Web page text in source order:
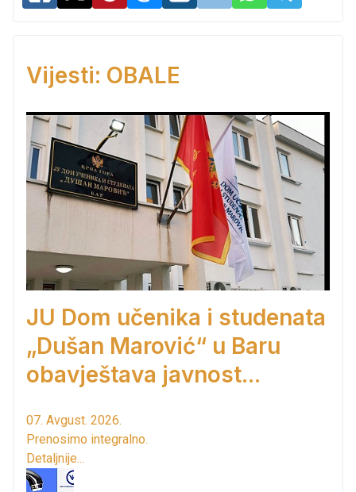
Vijesti: OBALE
JU Dom učenika i studenata
„Dušan Marović“ u Baru
obavještava javnost...
07. Avgust. 2026.
Prenosimo integralno.
Detaljnije...